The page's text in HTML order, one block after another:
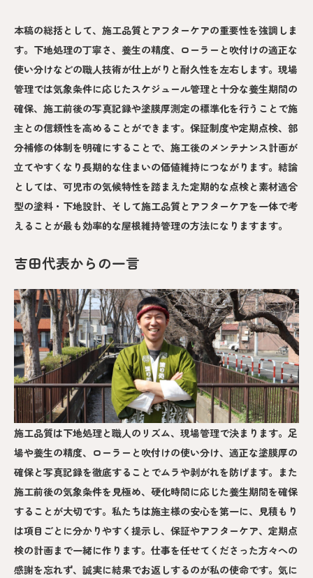
本稿の総括として、施工品質とアフターケアの重要性を強調しま
す。下地処理の丁寧さ、養生の精度、ローラーと吹付けの適正な
使い分けなどの職人技術が仕上がりと耐久性を左右します。現場
管理では気象条件に応じたスケジュール管理と十分な養生期間の
確保、施工前後の写真記録や塗膜厚測定の標準化を行うことで施
主との信頼性を高めることができます。保証制度や定期点検、部
分補修の体制を明確にすることで、施工後のメンテナンス計画が
立てやすくなり長期的な住まいの価値維持につながります。結論
としては、可児市の気候特性を踏まえた定期的な点検と素材適合
型の塗料・下地設計、そして施工品質とアフターケアを一体で考
えることが最も効率的な屋根維持管理の方法になりますます。
吉田代表からの一言
施工品質は下地処理と職人のリズム、現場管理で決まります。足
場や養生の精度、ローラーと吹付けの使い分け、適正な塗膜厚の
確保と写真記録を徹底することでムラや剥がれを防げます。また
施工前後の気象条件を見極め、硬化時間に応じた養生期間を確保
することが大切です。私たちは施主様の安心を第一に、見積もり
は項目ごとに分かりやすく提示し、保証やアフターケア、定期点
検の計画まで一緒に作ります。仕事を任せてくださった方々への
感謝を忘れず、誠実に結果でお返しするのが私の使命です。気に